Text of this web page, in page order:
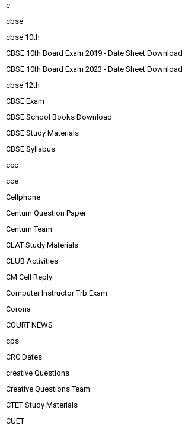
c
cbse
cbse 10th
CBSE 10th Board Exam 2019 - Date Sheet Download
CBSE 10th Board Exam 2023 - Date Sheet Download
cbse 12th
CBSE Exam
CBSE School Books Download
CBSE Study Materials
CBSE Syllabus
ccc
cce
Cellphone
Centum Question Paper
Centum Team
CLAT Study Materials
CLUB Activities
CM Cell Reply
Computer Instructor Trb Exam
Corona
COURT NEWS
cps
CRC Dates
creative Questions
Creative Questions Team
CTET Study Materials
CUET